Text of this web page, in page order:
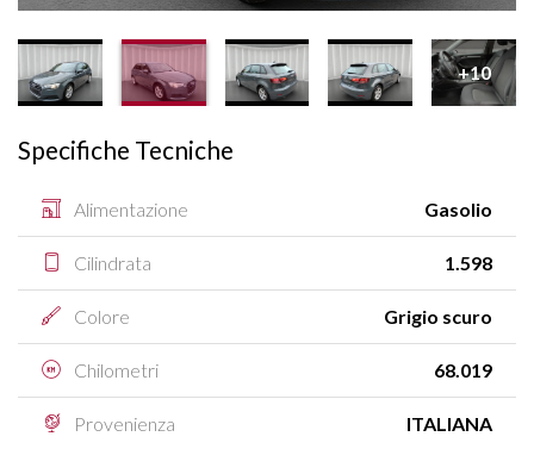
+10
Specifiche Tecniche
Alimentazione Gasolio
Cilindrata 1.598
Colore Grigio scuro
Chilometri 68.019
Provenienza ITALIANA